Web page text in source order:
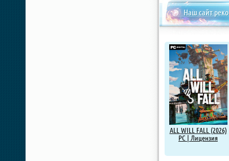
Наш сайт
ALL WILL FALL (2026)
PC | Лицензия